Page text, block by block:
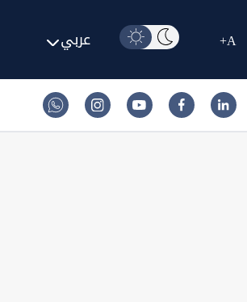
A+ عربي